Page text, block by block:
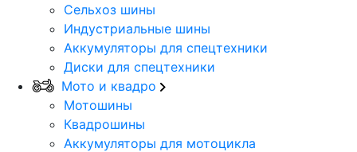
Сельхоз шины
Индустриальные шины
Аккумуляторы для спецтехники
Диски для спецтехники
Мото и квадро
Мотошины
Квадрошины
Аккумуляторы для мотоцикла